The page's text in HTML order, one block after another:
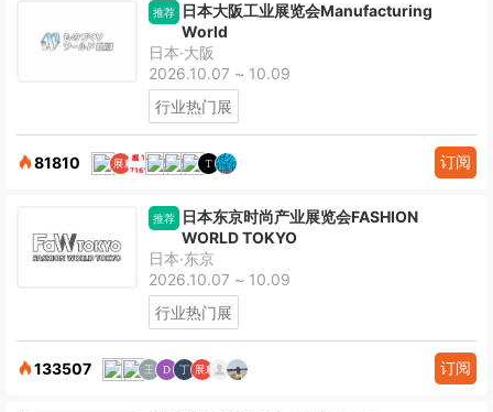
推荐
日本大阪工业展览会Manufacturing
World
日本·大阪
2026.10.07 ~ 10.09
行业热门展
81810 订阅
推荐
日本东京时尚产业展览会FASHION
WORLD TOKYO
日本·东京
2026.10.07 ~ 10.09
行业热门展
133507 订阅